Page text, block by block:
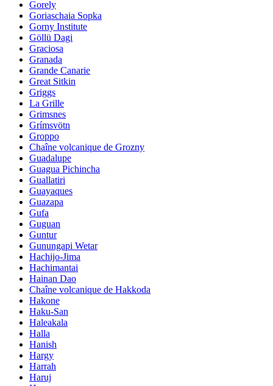
Gorely
Goriaschaia Sopka
Gorny Institute
Göllü Dagi
Graciosa
Granada
Grande Canarie
Great Sitkin
Griggs
La Grille
Grimsnes
Grímsvötn
Groppo
Chaîne volcanique de Grozny
Guadalupe
Guagua Pichincha
Guallatiri
Guayaques
Guazapa
Gufa
Guguan
Guntur
Gunungapi Wetar
Hachijo-Jima
Hachimantai
Hainan Dao
Chaîne volcanique de Hakkoda
Hakone
Haku-San
Haleakala
Halla
Hanish
Hargy
Harrah
Haruj